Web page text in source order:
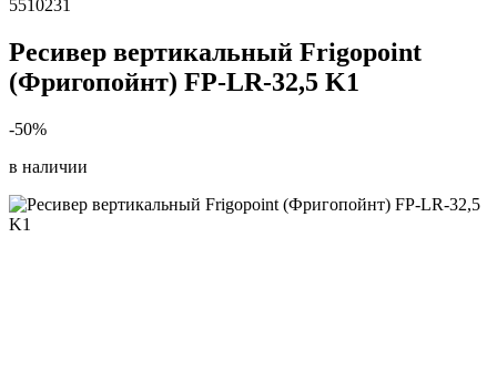
5510231
Ресивер вертикальный Frigopoint
(Фригопойнт) FP-LR-32,5 K1
-50%
в наличии